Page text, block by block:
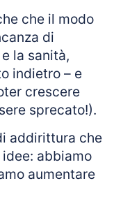
che il modo
di
la sanità,
indietro – e
crescere
sprecato!).
addirittura che
abbiamo
aumentare